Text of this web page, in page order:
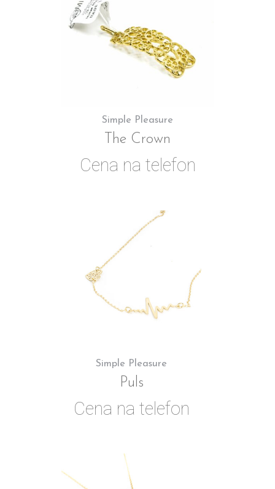
Simple Pleasure
The Crown
Cena na telefon
Simple Pleasure
Puls
Cena na telefon